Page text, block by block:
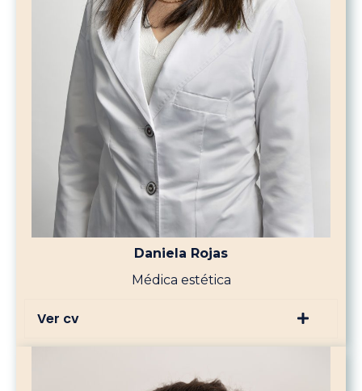
Daniela Rojas
Médica estética
Ver cv